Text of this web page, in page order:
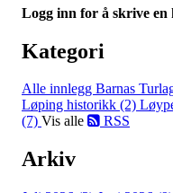
Logg inn for å skrive en
Kategori
Alle innlegg Barnas
Løping historikk (2)
(7) Vis alle RSS
Arkiv